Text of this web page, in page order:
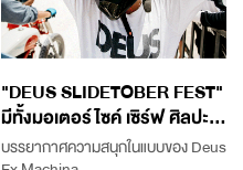
"DEUS SLIDETOBER FEST"
มีทั้งมอเตอร์ไซค์ เซิร์ฟ ศิลปะ...
บรรยากาศความสนุกในแบบของ Deus